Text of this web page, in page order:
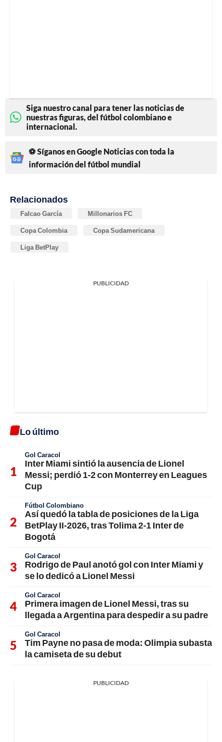
Siga nuestro canal para tener las noticias de
nuestras figuras, del fútbol colombiano e
internacional.
⚽ Síganos en Google Noticias con toda la
información del fútbol mundial
Relacionados
Falcao García Millonarios FC
Copa Colombia Copa Sudamericana
Liga BetPlay
PUBLICIDAD
Lo último
Gol Caracol
Inter Miami sintió la ausencia de Lionel
Messi; perdió 1-2 con Monterrey en Leagues
Cup
Fútbol Colombiano
Así quedó la tabla de posiciones de la Liga
BetPlay II-2026, tras Tolima 2-1 Inter de
Bogotá
Gol Caracol
Rodrigo de Paul anotó gol con Inter Miami y
se lo dedicó a Lionel Messi
Gol Caracol
Primera imagen de Lionel Messi, tras su
llegada a Argentina para despedir a su padre
Gol Caracol
Tim Payne no pasa de moda: Olimpia subasta
la camiseta de su debut
PUBLICIDAD